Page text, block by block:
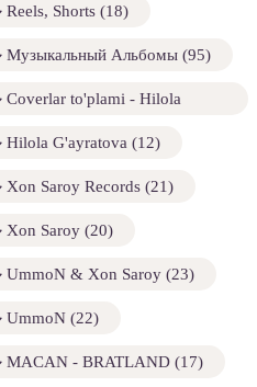
Reels, Shorts (18)
Музыкальный Альбомы (95)
Coverlar to'plami - Hilola
Hilola G'ayratova (12)
Xon Saroy Records (21)
Xon Saroy (20)
UmmoN & Xon Saroy (23)
UmmoN (22)
MACAN - BRATLAND (17)